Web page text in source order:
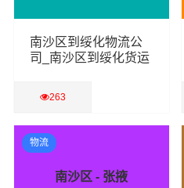
南沙区到绥化物流公
司_南沙区到绥化货运
263
查看详细
南沙区 - 张掖
物流